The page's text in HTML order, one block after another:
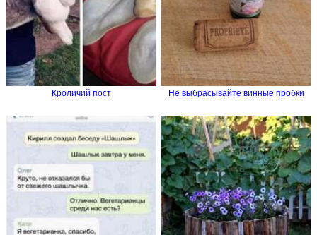
Кроличий пост Не выбрасывайте винные пробки